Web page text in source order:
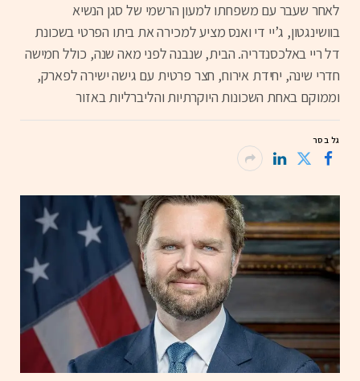
לאחר שעבר עם משפחתו למעון הרשמי של סגן הנשיא
בוושינגטון, ג’יי די ואנס מציע למכירה את ביתו הפרטי בשכונת
דל ריי באלכסנדריה. הבית, שנבנה לפני מאה שנה, כולל חמישה
חדרי שינה, יחידת אירוח, חצר פרטית עם גישה ישירה לפארק,
וממוקם באחת השכונות היוקרתיות והליברליות באזור
גל בסר